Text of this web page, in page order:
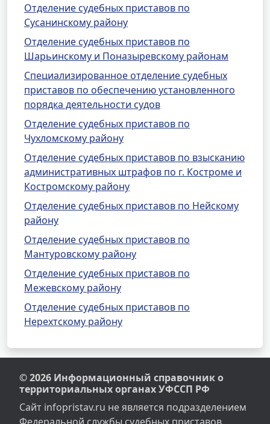
Отделение судебных приставов по
Сусанинскому району
Отделение судебных приставов по
Шарьинскому и Поназыревскому районам
Специализированное отделение судебных
приставов по обеспечению установленного
порядка деятельности судов
Отделение судебных приставов по
Чухломскому району
Отделение судебных приставов по взысканию
административных штрафов по г. Костроме и
Костромскому району
Отделение судебных приставов по Нейскому
району
Отделение судебных приставов по
Мантуровскому району
Отделение судебных приставов по
Межевскому району
Отделение судебных приставов по
Нерехтскому району
© 2026 Информационный справочник о
территориальных органах УФССП РФ
Сайт infopristav.ru не является подразделением